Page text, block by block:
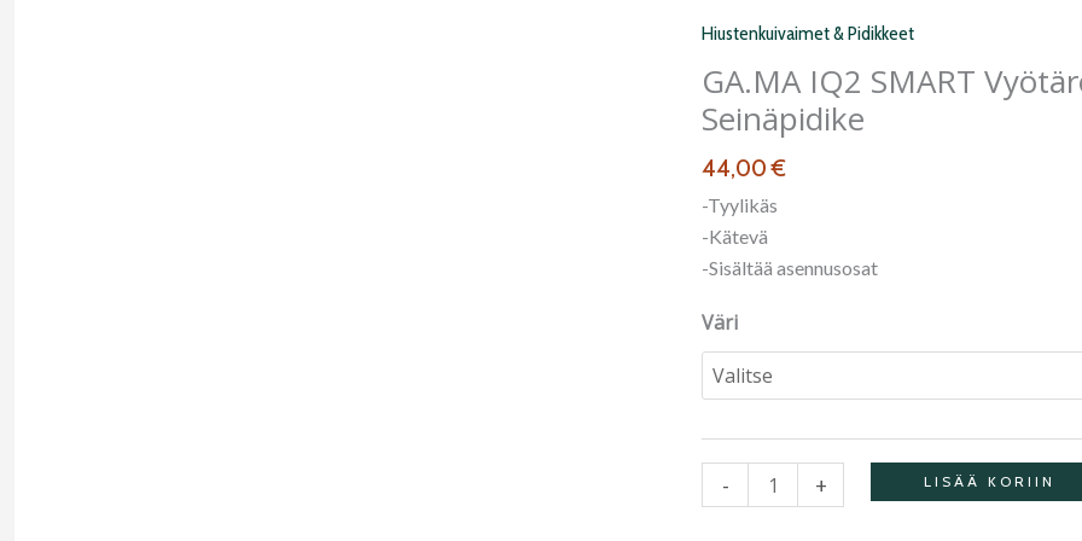
Hiustenkuivaimet & Pidikkeet
GA.MA IQ2 SMART
Seinäpidike
44,00€
-Tyylikäs
-Kätevä
-Sisältää asennusosat
Väri
-
SMART
&
seinäpidike
+ LISÄÄ KORIIN